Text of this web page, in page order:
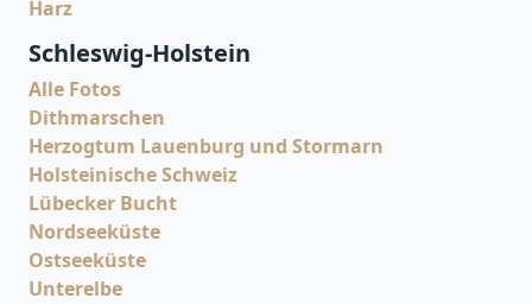
Harz
Schleswig-Holstein
Alle Fotos
Dithmarschen
Herzogtum Lauenburg und Stormarn
Holsteinische Schweiz
Lübecker Bucht
Nordseeküste
Ostseeküste
Unterelbe